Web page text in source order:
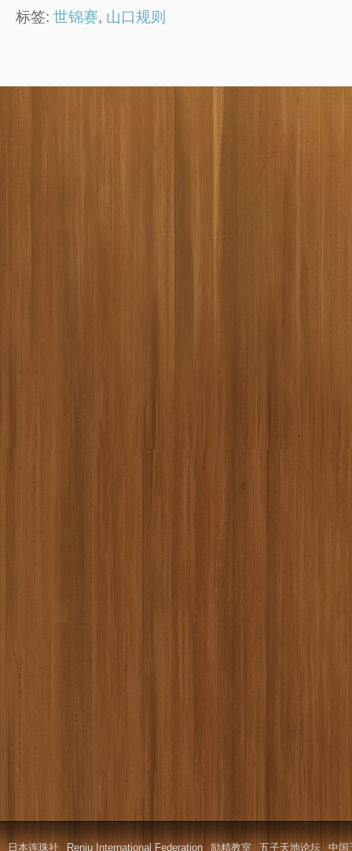
标签: 世锦赛, 山口规则
日本连珠社 Renju International Federation 励精教室 五子天地论坛 中国